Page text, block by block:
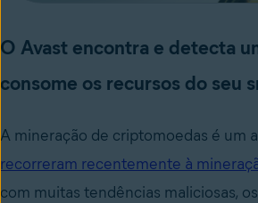
O Avast encontra e detecta
consome os recursos do seu
A mineração de criptomoedas é um
recorreram recentemente à
com muitas tendências maliciosas,